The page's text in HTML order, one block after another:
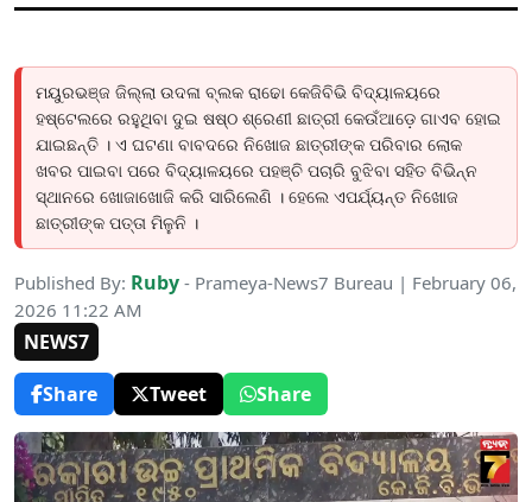
ମୟୁରଭଞ୍ଜ ଜିଲ୍ଲା ଉଦଳା ବ୍ଲକ ରାଢୋ କେଜିବିଭି ବିଦ୍ୟାଳୟରେ
ହଷ୍ଟେଲରେ ରହୁଥିବା ଦୁଇ ଷଷ୍ଠ ଶ୍ରେଣୀ ଛାତ୍ରୀ କେଉଁଆଡ଼େ ଗାଏବ ହୋଇ
ଯାଇଛନ୍ତି । ଏ ଘଟଣା ବାବଦରେ ନିଖୋଜ ଛାତ୍ରୀଙ୍କ ପରିବାର ଲୋକ
ଖବର ପାଇବା ପରେ ବିଦ୍ୟାଳୟରେ ପହଞ୍ଚି ପଚାରି ବୁଝିବା ସହିତ ବିଭିନ୍ନ
ସ୍ଥାନରେ ଖୋଜାଖୋଜି କରି ସାରିଲେଣି । ହେଲେ ଏପର୍ଯ୍ୟନ୍ତ ନିଖୋଜ
ଛାତ୍ରୀଙ୍କ ପତ୍ତା ମିଳୁନି ।
Published By: Ruby - Prameya-News7 Bureau | February 06,
2026 11:22 AM
NEWS7
Share
Tweet Share